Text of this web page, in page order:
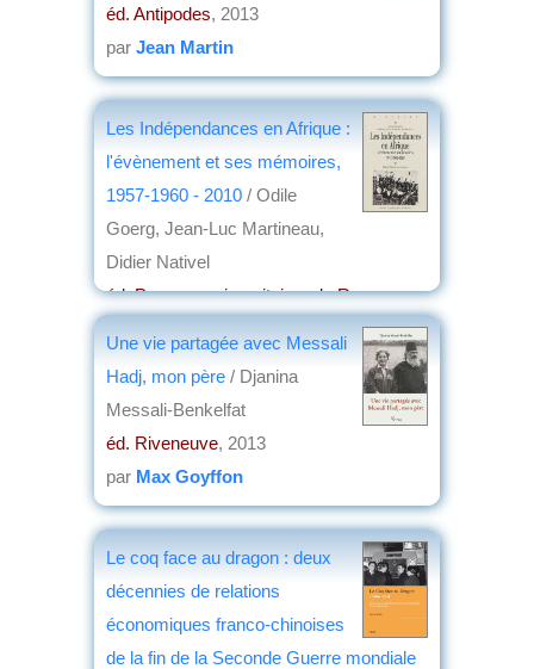
éd. Antipodes, 2013
par Jean Martin
Les Indépendances en Afrique :
l'évènement et ses mémoires,
1957-1960 - 2010 / Odile
Goerg, Jean-Luc Martineau,
Didier Nativel
éd. Presses universitaires de Rennes,
Une vie partagée avec Messali
Hadj, mon père / Djanina
Messali-Benkelfat
éd. Riveneuve, 2013
par Max Goyffon
Le coq face au dragon : deux
décennies de relations
économiques franco-chinoises
de la fin de la Seconde Guerre mondiale